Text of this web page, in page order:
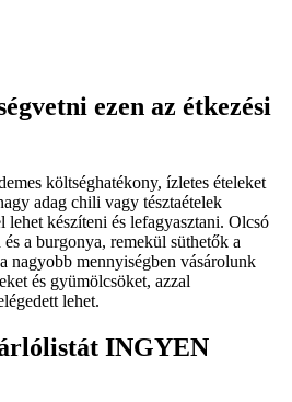
ezen az étkezési
költséghatékony, ízletes ételeket
adag chili vagy tésztaételek
lehet készíteni és lefagyasztani. Olcsó
a burgonya, remekül süthetők a
nagyobb mennyiségben vásárolunk
és gyümölcsöket, azzal
lehet.
INGYEN